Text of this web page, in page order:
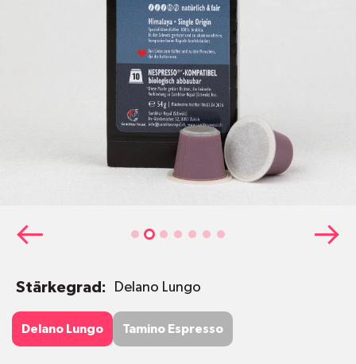
Stärkegrad: Delano Lungo
Delano Lungo
Delano Lungo Tamino Espresso
Tamino Espresso